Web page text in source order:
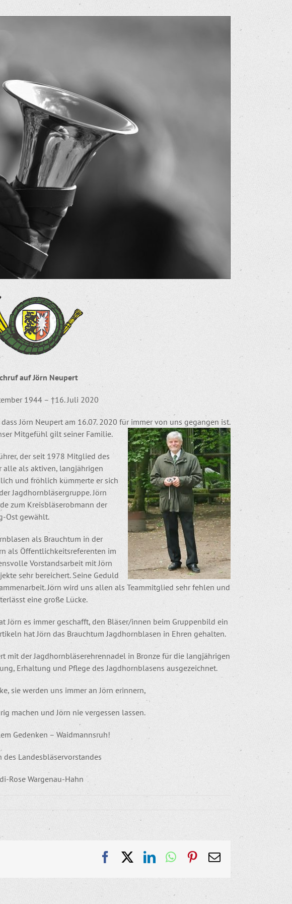
auf Jörn Neupert
1944 – †16. Juli 2020
Jörn Neupert am 16.07. 2020 für immer von uns gegangen ist.
Mitgefühl gilt seiner Familie.
der seit 1978 Mitglied des
alle als aktiven, langjährigen
und fröhlich kümmerte er sich
Jagdhornbläsergruppe. Jörn
zum Kreisbläserobmann der
Ost gewählt.
als Brauchtum in der
als Öffentlichkeitsreferenten im
Vorstandsarbeit mit Jörn
sehr bereichert. Seine Geduld
Jörn wird uns allen als Teammitglied sehr fehlen und
eine große Lücke.
Jörn es immer geschafft, den Bläser/innen beim Gruppenbild ein
hat Jörn das Brauchtum Jagdhornblasen in Ehren gehalten.
mit der Jagdhornbläserehrennadel in Bronze für die langjährigen
Erhaltung und Pflege des Jagdhornblasens ausgezeichnet.
sie werden uns immer an Jörn erinnern,
machen und Jörn nie vergessen lassen.
Gedenken – Waidmannsruh!
des Landesbläservorstandes
Rose Wargenau-Hahn
FacebookLinkedInWhatsApp
Pinterest
E-